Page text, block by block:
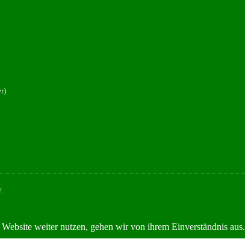
weiter nutzen, gehen wir von ihrem Einverständnis aus.